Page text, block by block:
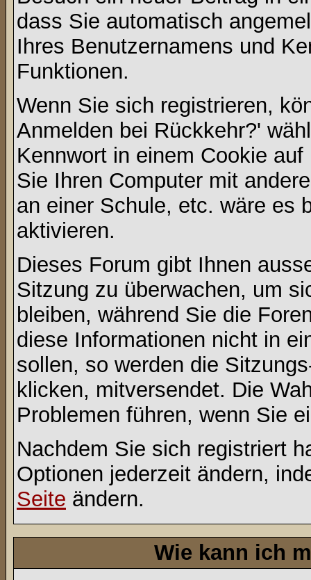
dass Sie automatisch
Ihres Benutzernamens und
Funktionen.
Wenn Sie sich registrieren,
Anmelden bei Rückkehr?'
Kennwort in einem Cookie
Sie Ihren Computer mit
an einer Schule, etc. wäre es
aktivieren.
Dieses Forum gibt Ihnen
Sitzung zu überwachen, um
bleiben, während Sie die
diese Informationen nicht in
sollen, so werden die
klicken, mitversendet. Die
Problemen führen, wenn Sie
Nachdem Sie sich registriert
Optionen jederzeit ändern,
Seite ändern.
Wie kann ich